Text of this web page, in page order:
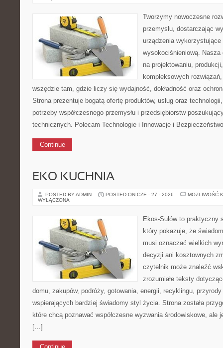
Tworzymy nowoczesne
przemysłu, dostarczając
urządzenia wykorzystujące
wysokociśnieniową. Nasza
na projektowaniu,
kompleksowych
wszędzie tam, gdzie liczy się wydajność, dokładność oraz
Strona prezentuje bogatą ofertę produktów, usług oraz
potrzeby współczesnego przemysłu i przedsiębiorstw
technicznych. Polecam Technologie i Innowacje i
Continue
EKO KUCHNIA
POSTED BY ADMIN POSTED ON CZE - 27 - 2026
MOŻLIWOŚĆ
WYŁĄCZONA
Ekos-Sułów to praktyczny
który pokazuje, że
musi oznaczać wielkich
decyzji ani kosztownych
czytelnik może znaleźć
zrozumiałe teksty
domu, zakupów, podróży, gotowania, energii, recyklingu,
wspierających bardziej świadomy styl życia. Strona została
które chcą poznawać współczesne wyzwania środowiskowe, ale
[…]